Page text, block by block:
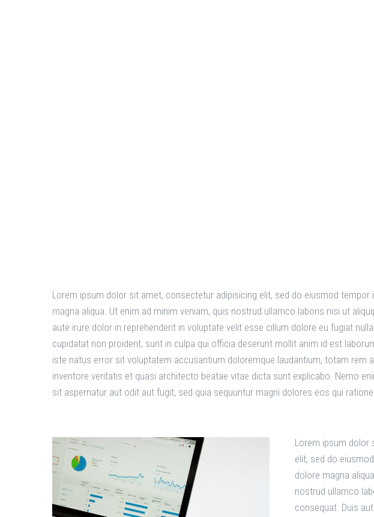
Lorem ipsum dolor sit amet, consectetur adipisicing elit, sed do eiusmod tempor
magna aliqua. Ut enim ad minim veniam, quis nostrud ullamco laboris nisi ut
aute irure dolor in reprehenderit in voluptate velit esse cillum dolore eu fugiat
cupidatat non proident, sunt in culpa qui officia deserunt mollit anim id est
iste natus error sit voluptatem accusantium doloremque laudantium, totam rem
inventore veritatis et quasi architecto beatae vitae dicta sunt explicabo. Nemo
sit aspernatur aut odit aut fugit, sed quia sequuntur magni dolores eos qui
Lorem ipsum dolor
elit, sed do
dolore magna
nostrud ullamco
consequat. Duis